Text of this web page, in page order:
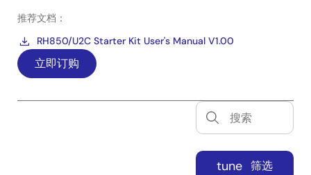
推荐文档：
RH850/U2C Starter Kit User's Manual V1.00
立即订购
tune 筛选